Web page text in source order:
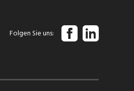
Folgen Sie uns